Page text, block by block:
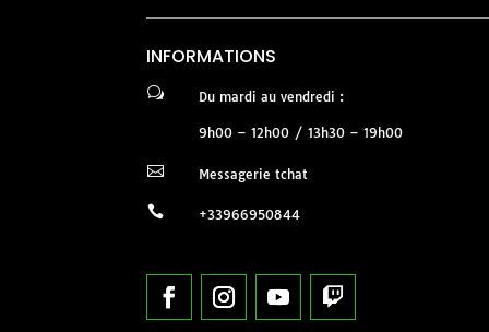
INFORMATIONS
w Du mardi au vendredi :
9h00 – 12h00 / 13h30 – 19h00
 Messagerie tchat
 +33966950844